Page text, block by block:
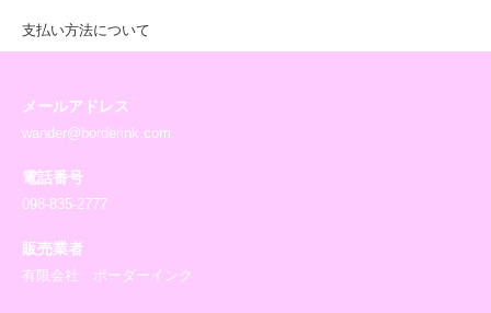
支払い方法について
メールアドレス
wander@borderink.com
電話番号
098-835-2777
販売業者
有限会社 ボーダーインク